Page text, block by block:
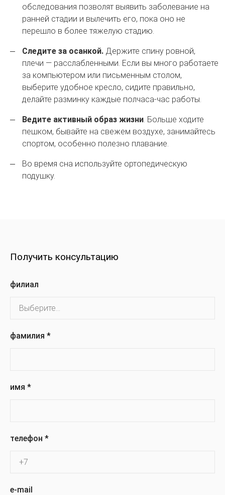
обследования позволят выявить заболевание на
ранней стадии и вылечить его, пока оно не
перешло в более тяжелую стадию.
Следите за осанкой. Держите спину ровной,
плечи — расслабленными. Если вы много работаете
за компьютером или письменным столом,
выберите удобное кресло, сидите правильно,
делайте разминку каждые полчаса-час работы.
Ведите активный образ жизни . Больше ходите
пешком, бывайте на свежем воздухе, занимайтесь
спортом, особенно полезно плавание.
Во время сна используйте ортопедическую
подушку.
Получить консультацию
филиал
фамилия *
имя *
телефон *
e-mail